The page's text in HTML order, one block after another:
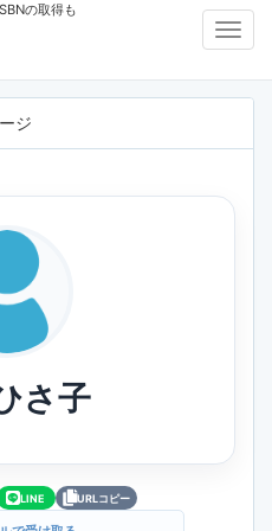
の取得も
ジ
さ子
LINE URLコピー